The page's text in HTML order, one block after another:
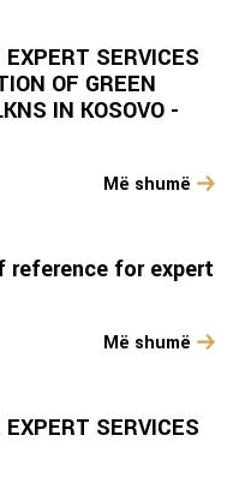
SERVICES
OF GREEN
IN KOSOVO -
Më shumë
reference for expert
Më shumë
SERVICES